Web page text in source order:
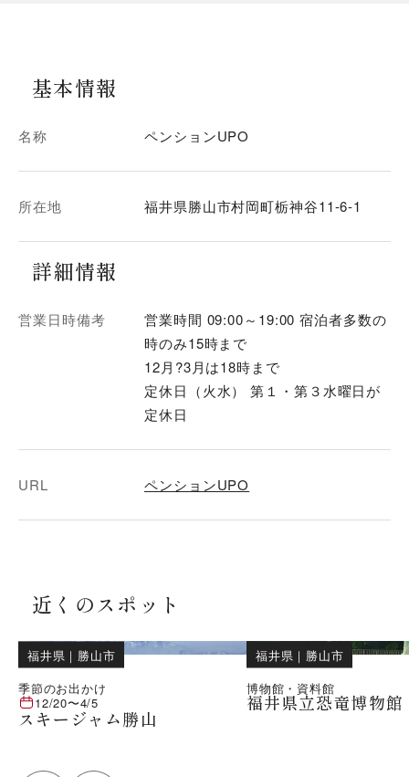
基本情報
名称 ペンションUPO
所在地 福井県勝山市村岡町栃神谷11-6-1
詳細情報
営業日時備考
営業時間 09:00～19:00 宿泊者多数の
時のみ15時まで
12月?3月は18時まで
定休日（火水） 第１・第３水曜日が
定休日
URL ペンションUPO
近くのスポット
福井県 ｜ 勝山市
季節のお出かけ
12/20〜4/5
スキージャム勝山
福井県 ｜ 勝山市
博物館・資料館
福井県立恐竜博物館